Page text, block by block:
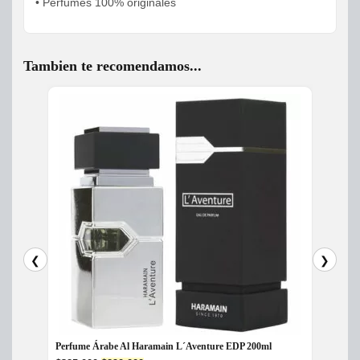
Tambien te recomendamos...
❮
Perfume Árabe Al Haramain L´Aventure EDP 200ml
❯